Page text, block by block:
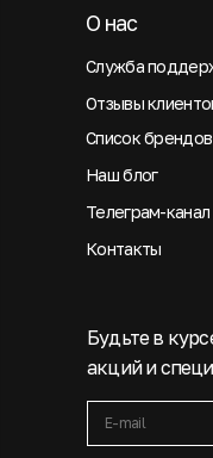
Будьте в
акций и
Служба
О нас
Отзывы
Список брендов
Наш блог
Телеграм-канал
Контакты